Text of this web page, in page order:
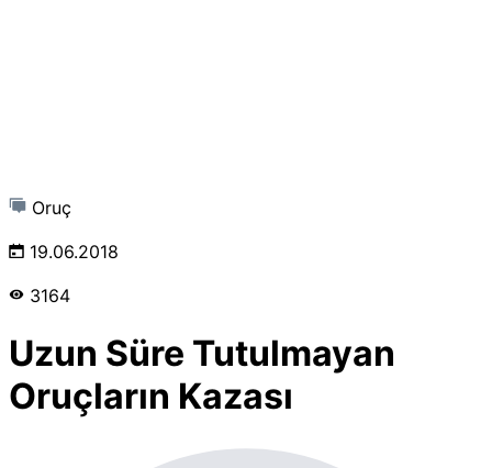
Oruç
19.06.2018
3164
Uzun Süre Tutulmayan
Oruçların Kazası